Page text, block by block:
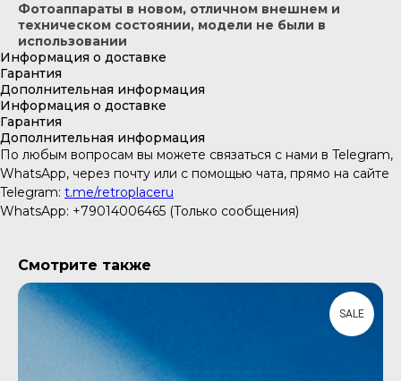
Фотоаппараты в новом, отличном внешнем и
техническом состоянии, модели не были в
использовании
Информация о доставке
Гарантия
Дополнительная информация
Информация о доставке
Гарантия
Дополнительная информация
По любым вопросам вы можете связаться с нами в Telegram,
WhatsApp, через почту или с помощью чата, прямо на сайте
Telegram: t.me/retroplaceru
WhatsApp: +79014006465 (Только сообщения)
Смотрите также
SALE